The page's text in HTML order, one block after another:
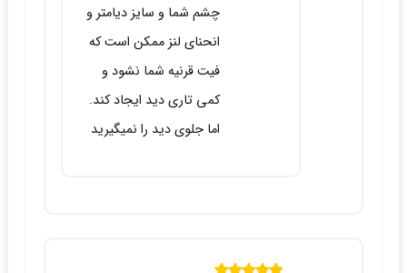
چشم شما و سایز دیامتر و
انحنای لنز ممکن است که
فیت قرنیه شما نشود و
کمی تاری دید ایجاد کند.
اما جلوی دید را نمیگیرید